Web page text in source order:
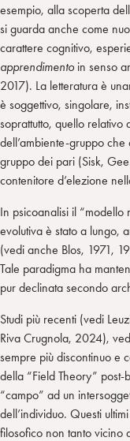
esempio, alla scoperta
si guarda anche come
carattere cognitivo,
apprendimentoin senso
2017). La letteratura è
è soggettivo, singolare,
soprattutto, quello
dell’ambiente-gruppo
gruppo dei pari (Sisk,
contenitore d’elezione
In psicoanalisi il “modello
evolutiva è stato a lungo,
(vedi anche Blos, 1971,
Tale paradigma ha
pur declinata secondo
Studi più recenti (vedi
Riva Crugnola, 2024),
sempre più discontinuo e
della “Field Theory”
“campo” ad un
dell’individuo. Questi
filosofico non tanto vicino